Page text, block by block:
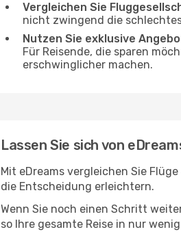
Vergleichen Sie
nicht zwingend die
Nutzen Sie exklusive
Für Reisende, die sparen
erschwinglicher machen.
Lassen Sie sich von
Mit eDreams vergleichen Sie
die Entscheidung erleichtern.
Wenn Sie noch einen Schritt
so Ihre gesamte Reise in nur